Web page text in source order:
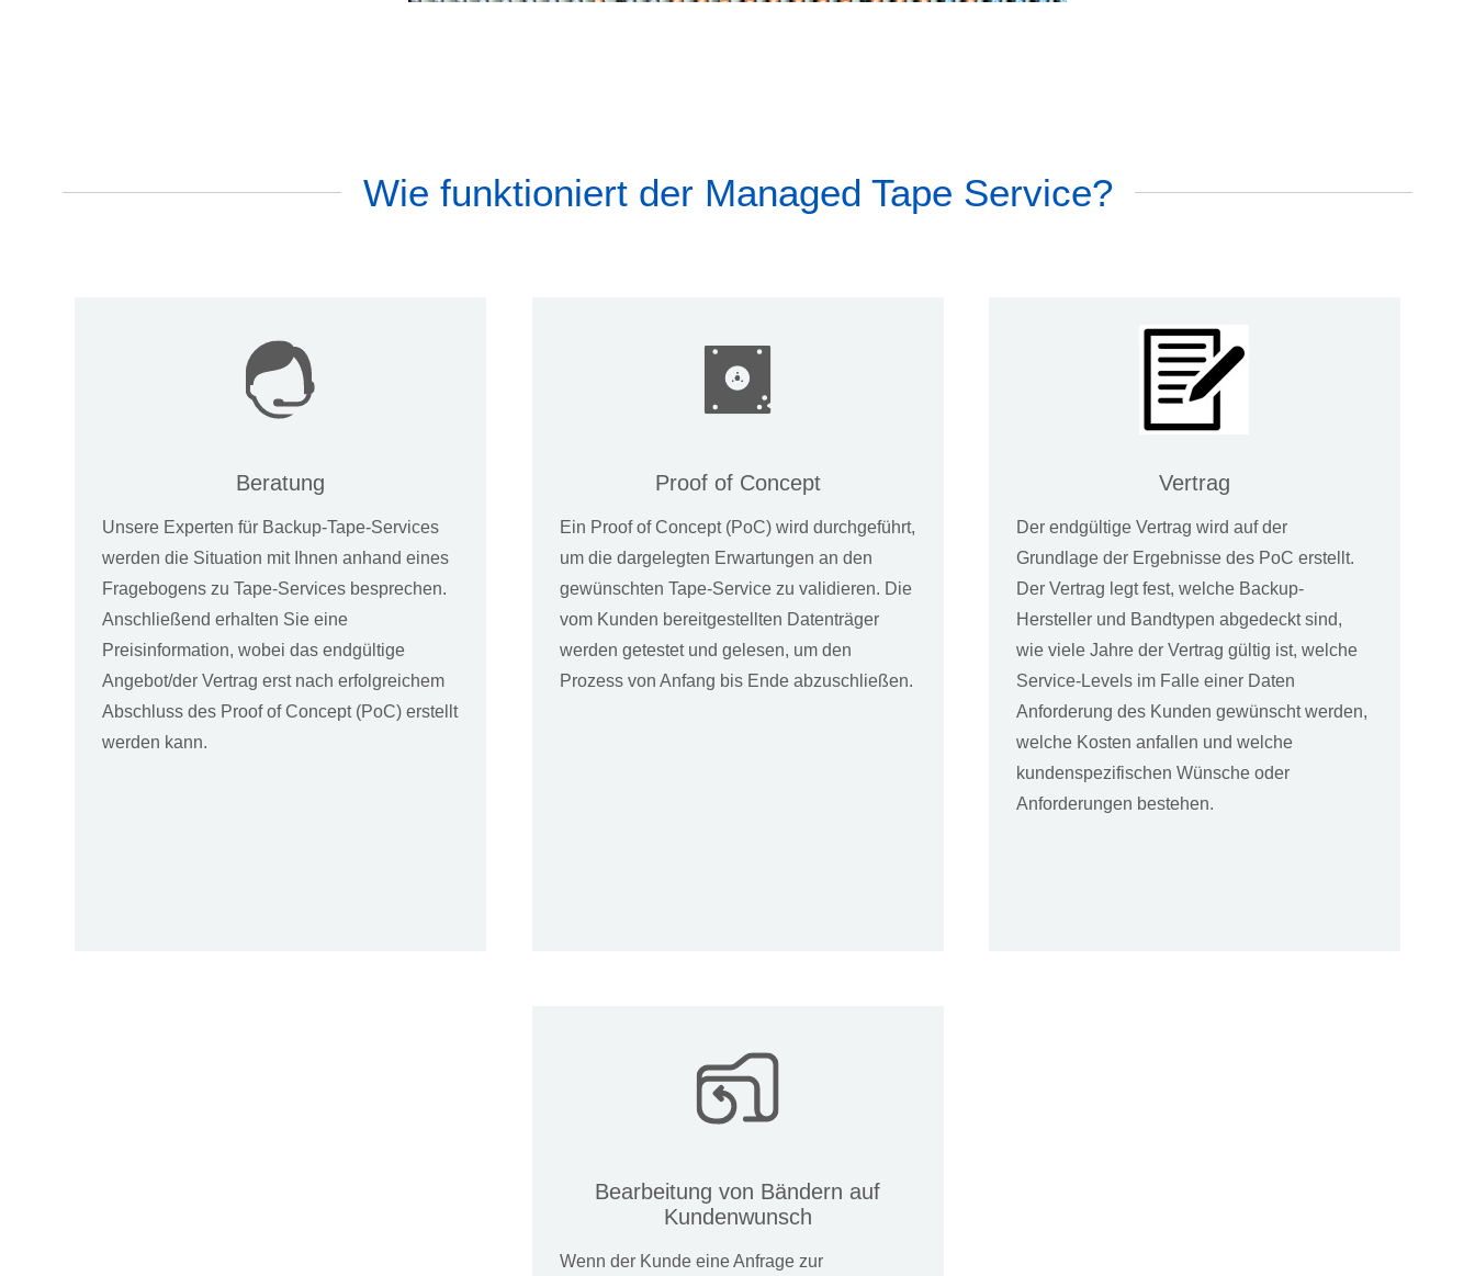
Wie funktioniert der Managed Tape Service?
Beratung
Unsere Experten für Backup-Tape-Services
werden die Situation mit Ihnen anhand eines
Fragebogens zu Tape-Services besprechen.
Anschließend erhalten Sie eine
Preisinformation, wobei das endgültige
Angebot/der Vertrag erst nach erfolgreichem
Abschluss des Proof of Concept (PoC) erstellt
werden kann.
Proof of Concept
Ein Proof of Concept (PoC) wird durchgeführt,
um die dargelegten Erwartungen an den
gewünschten Tape-Service zu validieren. Die
vom Kunden bereitgestellten Datenträger
werden getestet und gelesen, um den
Prozess von Anfang bis Ende abzuschließen.
Vertrag
Der endgültige Vertrag wird auf der
Grundlage der Ergebnisse des PoC erstellt.
Der Vertrag legt fest, welche Backup-
Hersteller und Bandtypen abgedeckt sind,
wie viele Jahre der Vertrag gültig ist, welche
Service-Levels im Falle einer Daten
Anforderung des Kunden gewünscht werden,
welche Kosten anfallen und welche
kundenspezifischen Wünsche oder
Anforderungen bestehen.
Bearbeitung von Bändern auf
Kundenwunsch
Wenn der Kunde eine Anfrage zur